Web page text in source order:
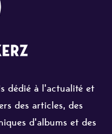
dédié à l'actualité et
des articles, des
d'albums et des